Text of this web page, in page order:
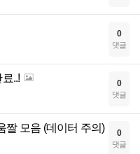
0
댓글
..! 0
댓글
짤 모음 (데이터 주의) 0
댓글